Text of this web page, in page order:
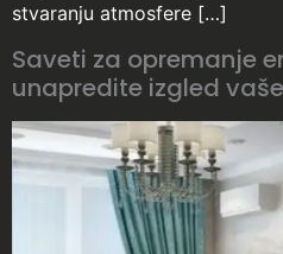
stvaranju atmosfere […]
Saveti za opremanje
unapredite izgled